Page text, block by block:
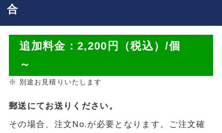
合
追加料金：2,200円（税込）/個
～
別途お見積りいたします
郵送にてお送りください。
その場合、注文No.が必要となります。ご注文確